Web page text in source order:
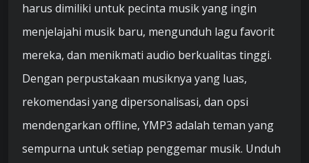
harus dimiliki untuk pecinta musik yang ingin
menjelajahi musik baru, mengunduh lagu favorit
mereka, dan menikmati audio berkualitas tinggi.
Dengan perpustakaan musiknya yang luas,
rekomendasi yang dipersonalisasi, dan opsi
mendengarkan offline, YMP3 adalah teman yang
sempurna untuk setiap penggemar musik. Unduh